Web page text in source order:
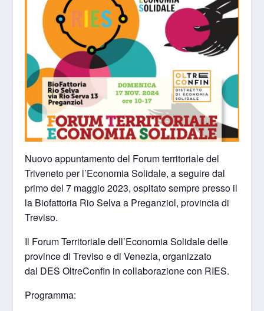
Nuovo appuntamento del Forum territoriale del
Triveneto per l’Economia Solidale, a seguire dal
primo del 7 maggio 2023, ospitato sempre presso il
la Biofattoria Rio Selva a Preganziol, provincia di
Treviso.
Il Forum Territoriale dell’Economia Solidale delle
province di Treviso e di Venezia, organizzato
dal DES OltreConfin in collaborazione con RIES.
Programma: